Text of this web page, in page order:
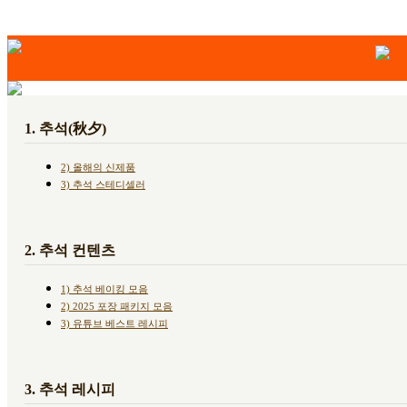
1. 추석(秋夕)
2) 올해의 신제품
3) 추석 스테디셀러
2. 추석 컨텐츠
1) 추석 베이킹 모음
2) 2025 포장 패키지 모음
3) 유튜브 베스트 레시피
3. 추석 레시피